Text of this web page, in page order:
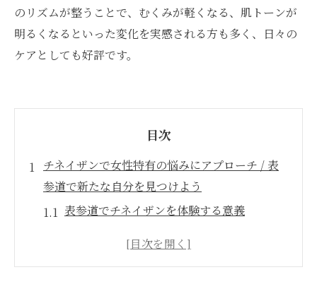
のリズムが整うことで、むくみが軽くなる、肌トーンが
明るくなるといった変化を実感される方も多く、日々の
ケアとしても好評です。
目次
チネイザンで女性特有の悩みにアプローチ / 表
参道で新たな自分を見つけよう
表参道でチネイザンを体験する意義